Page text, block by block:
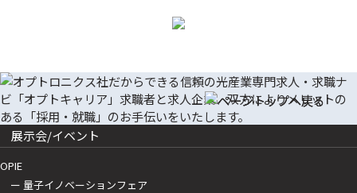
展示会/イベント
OPIE
ー 量子イノベーションフェア